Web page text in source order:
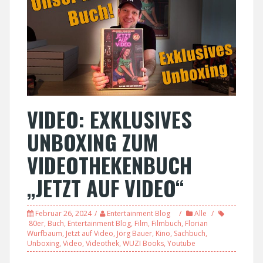
VIDEO: EXKLUSIVES
UNBOXING ZUM
VIDEOTHEKENBUCH
„JETZT AUF VIDEO“
Februar 26, 2024 Entertainment Blog
Alle
80er, Buch, Entertainment Blog, Film, Filmbuch, Florian
Wurfbaum, Jetzt auf Video, Jörg Bauer, Kino, Sachbuch,
Unboxing, Video, Videothek, WUZI Books, Youtube